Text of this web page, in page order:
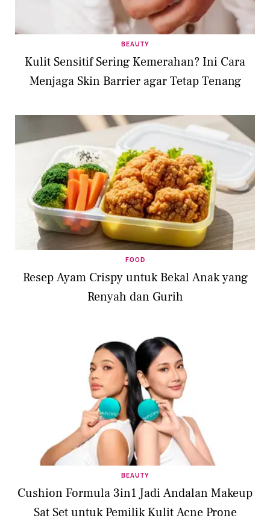
BEAUTY
Kulit Sensitif Sering Kemerahan? Ini Cara
Menjaga Skin Barrier agar Tetap Tenang
FOOD
Resep Ayam Crispy untuk Bekal Anak yang
Renyah dan Gurih
BEAUTY
Cushion Formula 3in1 Jadi Andalan Makeup
Sat Set untuk Pemilik Kulit Acne Prone